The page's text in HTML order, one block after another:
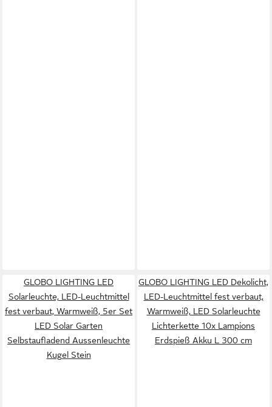
GLOBO LIGHTING LED
Solarleuchte, LED-Leuchtmittel
fest verbaut, Warmweiß, 5er Set
LED Solar Garten
Selbstaufladend Aussenleuchte
Kugel Stein
GLOBO LIGHTING LED Dekolicht,
LED-Leuchtmittel fest verbaut,
Warmweiß, LED Solarleuchte
Lichterkette 10x Lampions
Erdspieß Akku L 300 cm